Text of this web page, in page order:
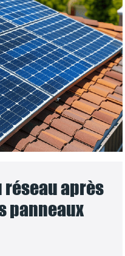
réseau après
panneaux